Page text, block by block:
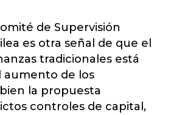
de Supervisión
es otra señal de que el
tradicionales está
aumento de los
la propuesta
controles de capital,